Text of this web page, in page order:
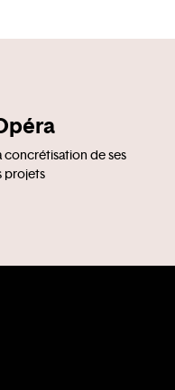
concrétisation de ses
projets